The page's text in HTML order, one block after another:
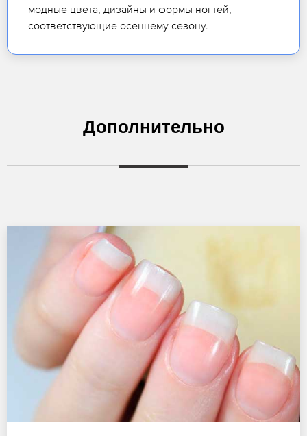
модные цвета, дизайны и формы ногтей,
соответствующие осеннему сезону.
Дополнительно